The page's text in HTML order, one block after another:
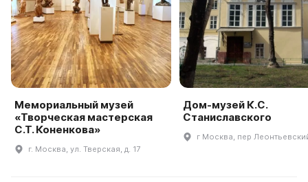
Мемориальный музей
«Творческая мастерская
С.Т. Коненкова»
г. Москва, ул. Тверская, д. 17
Дом-музей К.С.
Станиславского
г Москва, пер